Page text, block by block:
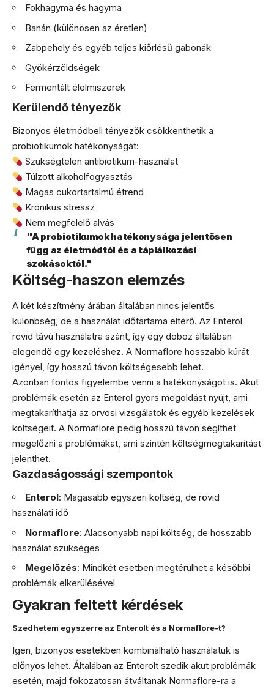
Fokhagyma és hagyma
Banán (különösen az éretlen)
Zabpehely és egyéb teljes kiőrlésű gabonák
Gyökérzöldségek
Fermentált élelmiszerek
Kerülendő tényezők
Bizonyos életmódbeli tényezők csökkenthetik a
probiotikumok hatékonyságát:
Szükségtelen antibiotikum-használat
Túlzott alkoholfogyasztás
Magas cukortartalmú étrend
Krónikus stressz
Nem megfelelő alvás
"A probiotikumok hatékonysága jelentősen
függ az életmódtól és a táplálkozási
szokásoktól."
Költség-haszon elemzés
A két készítmény árában általában nincs jelentős
különbség, de a használat időtartama eltérő. Az Enterol
rövid távú használatra szánt, így egy doboz általában
elegendő egy kezeléshez. A Normaflore hosszabb kúrát
igényel, így hosszú távon költségesebb lehet.
Azonban fontos figyelembe venni a hatékonyságot is. Akut
problémák esetén az Enterol gyors megoldást nyújt, ami
megtakaríthatja az orvosi vizsgálatok és egyéb kezelések
költségeit. A Normaflore pedig hosszú távon segíthet
megelőzni a problémákat, ami szintén költségmegtakarítást
jelenthet.
Gazdaságossági szempontok
Enterol: Magasabb egyszeri költség, de rövid
használati idő
Normaflore: Alacsonyabb napi költség, de hosszabb
használat szükséges
Megelőzés: Mindkét esetben megtérülhet a későbbi
problémák elkerülésével
Gyakran feltett kérdések
Szedhetem egyszerre az Enterolt és a Normaflore-t?
Igen, bizonyos esetekben kombinálható használatuk is
előnyös lehet. Általában az Enterolt szedik akut problémák
esetén, majd fokozatosan átváltanak Normaflore-ra a